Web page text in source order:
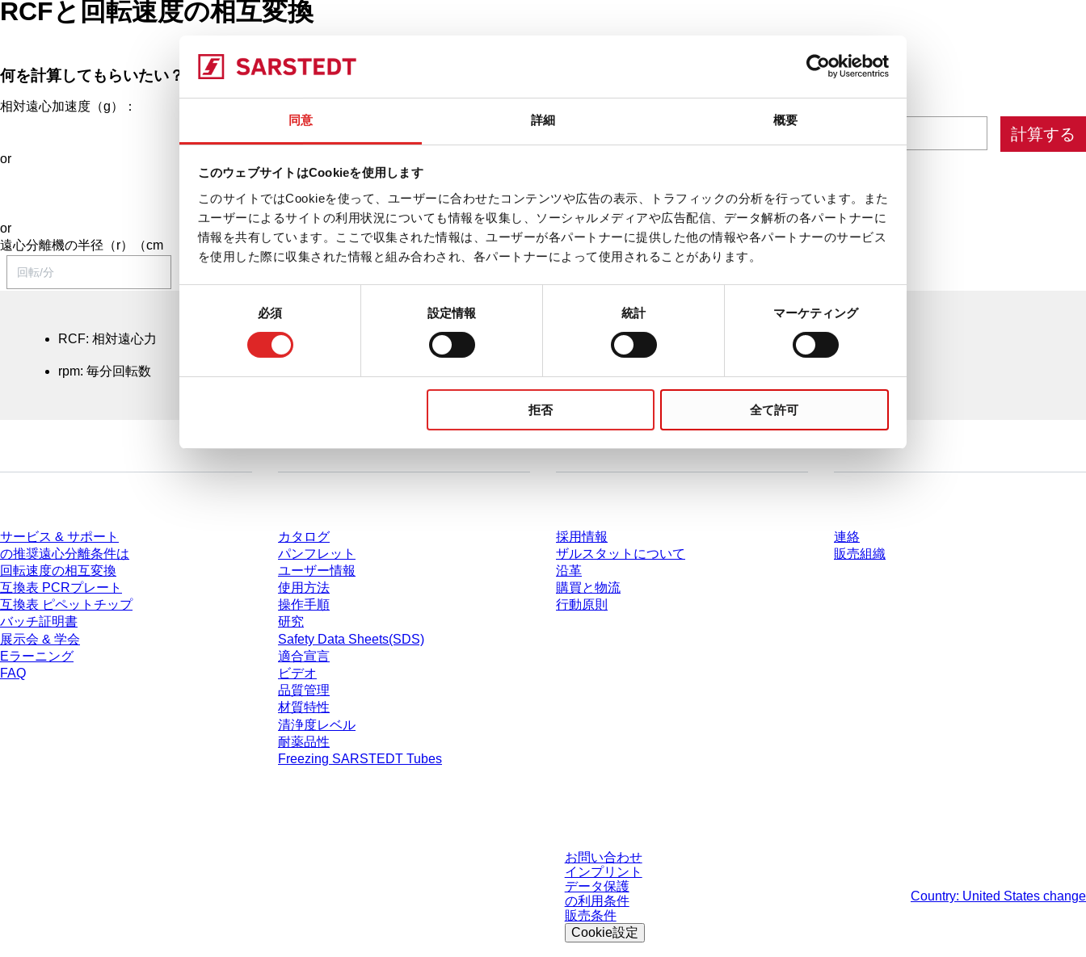
同意 詳細 概要
このウェブサイトはCookieを使用します
このサイトではCookieを使って、ユーザーに合わせたコンテンツや広告の表示、トラフィックの分析を行っています。また
ユーザーによるサイトの利用状況についても情報を収集し、ソーシャルメディアや広告配信、データ解析の各パートナーに
情報を共有しています。ここで収集された情報は、ユーザーが各パートナーに提供した他の情報や各パートナーのサービス
を使用した際に収集された情報と組み合わされ、各パートナーによって使用されることがあります。
必須 設定情報 統計 マーケティング
拒否 全て許可
RCFと回転速度の相互変換
何を計算してもらいたい？
相対遠心加速度（g）：
計算する
or
回転数（n）/分
計算する
or
遠心分離機の半径（r）（cm
RCF: 相対遠心力
rpm: 毎分回転数
サービス & サポート
の推奨遠心分離条件は
回転速度の相互変換
互換表 PCRプレート
互換表 ピペットチップ
バッチ証明書
展示会 & 学会
Eラーニング
FAQ
カタログ
パンフレット
ユーザー情報
使用方法
操作手順
研究
Safety Data Sheets(SDS)
適合宣言
ビデオ
品質管理
材質特性
清浄度レベル
耐薬品性
Freezing SARSTEDT Tubes
採用情報
ザルスタットについて
沿革
購買と物流
行動原則
連絡
販売組織
お問い合わせ
インプリント
データ保護
の利用条件
販売条件
Cookie設定
Country: United States change